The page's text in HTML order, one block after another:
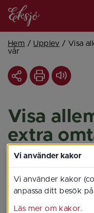
Hem / Upplev / Visa
vår
Visa
extra
Vi använder kakor
Vi använder kakor
anpassa ditt besök
Läs mer om kakor.